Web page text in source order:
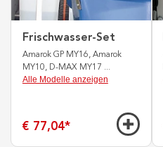
Frischwasser-Set
Amarok GP MY16, Amarok
MY10, D-MAX MY17 ...
Alle Modelle anzeigen
€ 77,04*